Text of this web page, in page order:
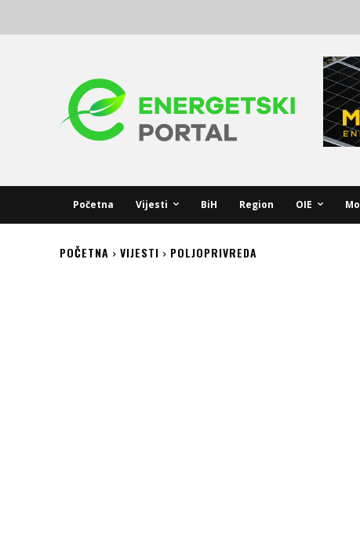
Početna Vijesti BiH Region OIE
POČETNA VIJESTI POLJOPRIVREDA